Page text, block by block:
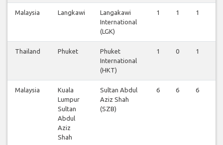
Malaysia Langkawi
Langakawi
International
(LGK)
1 1 1
Thailand Phuket
Phuket
International
(HKT)
1 0 1
Malaysia
Kuala
Lumpur
Sultan
Abdul
Aziz
Shah
Sultan Abdul
Aziz Shah
(SZB)
6 6 6